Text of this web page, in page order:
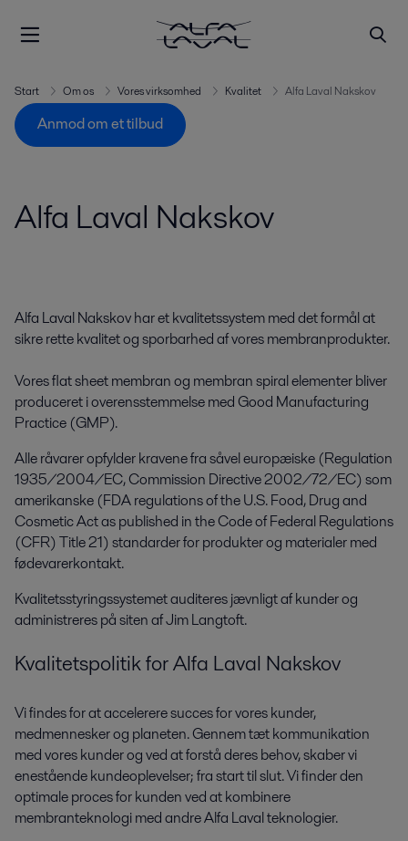
Start Om os Vores virksomhed Kvalitet Alfa Laval Nakskov
Anmod om et tilbud
Alfa Laval Nakskov
Alfa Laval Nakskov har et kvalitetssystem med det formål at
sikre rette kvalitet og sporbarhed af vores membranprodukter.
Vores flat sheet membran og membran spiral elementer bliver
produceret i overensstemmelse med Good Manufacturing
Practice (GMP).
Alle råvarer opfylder kravene fra såvel europæiske (Regulation
1935/2004/EC, Commission Directive 2002/72/EC) som
amerikanske (FDA regulations of the U.S. Food, Drug and
Cosmetic Act as published in the Code of Federal Regulations
(CFR) Title 21) standarder for produkter og materialer med
fødevarerkontakt.
Kvalitetsstyringssystemet auditeres jævnligt af kunder og
administreres på siten af Jim Langtoft.
Kvalitetspolitik for Alfa Laval Nakskov
Vi findes for at accelerere succes for vores kunder,
medmennesker og planeten. Gennem tæt kommunikation
med vores kunder og ved at forstå deres behov, skaber vi
enestående kundeoplevelser; fra start til slut. Vi finder den
optimale proces for kunden ved at kombinere
membranteknologi med andre Alfa Laval teknologier.